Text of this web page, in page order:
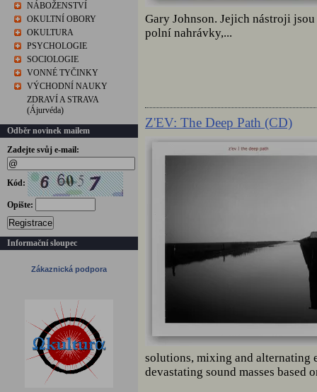
NÁBOŽENSTVÍ
OKULTNÍ OBORY
OKULTURA
PSYCHOLOGIE
SOCIOLOGIE
VONNÉ TYČINKY
VÝCHODNÍ NAUKY
ZDRAVÍ A STRAVA
(Ájurvéda)
Odběr novinek mailem
Zadejte svůj e-mail:
Kód:
Opište:
Registrace
Informační sloupec
Zákaznická podpora
Gary Johnson. Jejich nástroji
polní nahrávky,...
Z'EV: The Deep Path (CD)
solutions, mixing and alternating
devastating sound masses based